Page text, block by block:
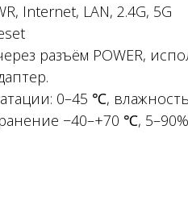
Internet, LAN, 2.4G, 5G
разъём POWER,
0–45 ℃,
−40–+70 ℃,